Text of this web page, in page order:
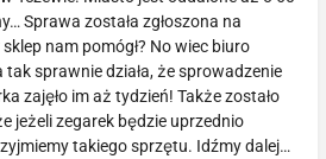
Sprawa została zgłoszona na
nam pomógł? No wiec biuro
tak sprawnie działa, że sprowadzenie
zajęło im aż tydzień! Także zostało
jeżeli zegarek będzie uprzednio
takiego sprzętu. Idźmy dalej…